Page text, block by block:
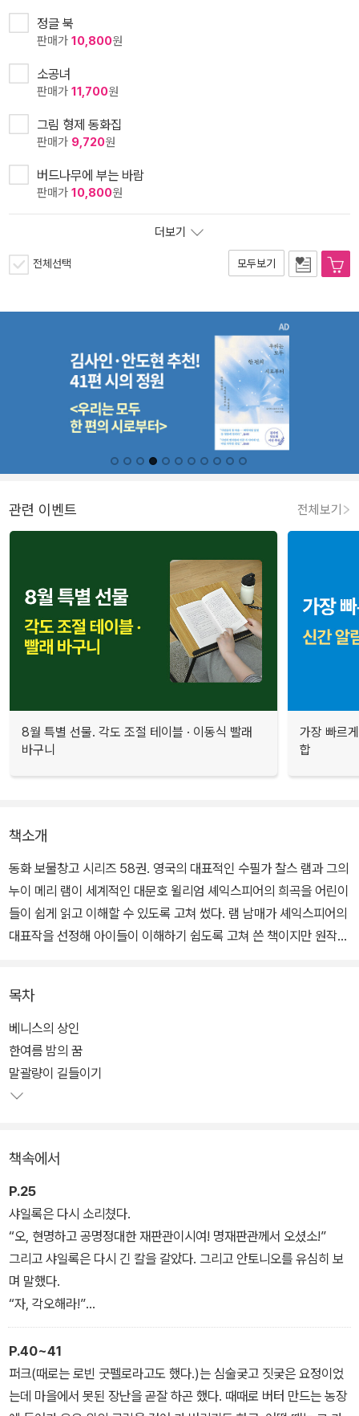
정글 북
판매가 10,800원
소공녀
판매가 11,700원
그림 형제 동화집
판매가 9,720원
버드나무에 부는 바람
판매가 10,800원
더보기
전체선택 모두보기
관련 이벤트 전체보기
8월 특별 선물. 각도 조절 테이블 · 이동식 빨래
바구니
가장 빠르
합
책소개
동화 보물창고 시리즈 58권. 영국의 대표적인 수필가 찰스 램과 그의
누이 메리 램이 세계적인 대문호 윌리엄 셰익스피어의 희곡을 어린이
들이 쉽게 읽고 이해할 수 있도록 고쳐 썼다. 램 남매가 셰익스피어의
대표작을 선정해 아이들이 이해하기 쉽도록 고쳐 쓴 책이지만 원작이
이 책에는 셰익스피어 문학 중 가장 대중적인 재미로 널리 사랑받는
「베니스의 상인」, 「한여름 밤의 꿈」, 「말괄량이 길들이기」, 「뜻대로 하
세요」, 「십이야」 등 5대 희극을 실었다. 존 보이델, 아서 래컴, 에드먼
드 뒬락, 월터 데버렐 등 8명의 세계적인 화가들이 그린 세련된 그림
을 수록해 읽는 맛을 더했다.
목차
베니스의 상인
한여름 밤의 꿈
말괄량이 길들이기
책속에서
P.25
샤일록은 다시 소리쳤다.
“오, 현명하고 공명정대한 재판관이시여! 명재판관께서 오셨소!”
그리고 샤일록은 다시 긴 칼을 갈았다. 그리고 안토니오를 유심히 보
며 말했다.
“자, 각오해라!”
그때 포셔가 말했다.
“잠깐만 기다려 보시오. 한 가지 분명히 할 게 있소. 차용 증서에 따르
면 피는 흘려서는 안 되오. 여기에는 살 일 파운드라고 되어 있소. 살
을 베다가 기독교인의 피를 한 방울이라도 흘리는 날엔 당신의 땅과
P.40~41
퍼크(때로는 로빈 굿펠로라고도 했다.)는 심술궂고 짓궂은 요정이었
는데 마을에서 못된 장난을 곧잘 하곤 했다. 때때로 버터 만드는 농장